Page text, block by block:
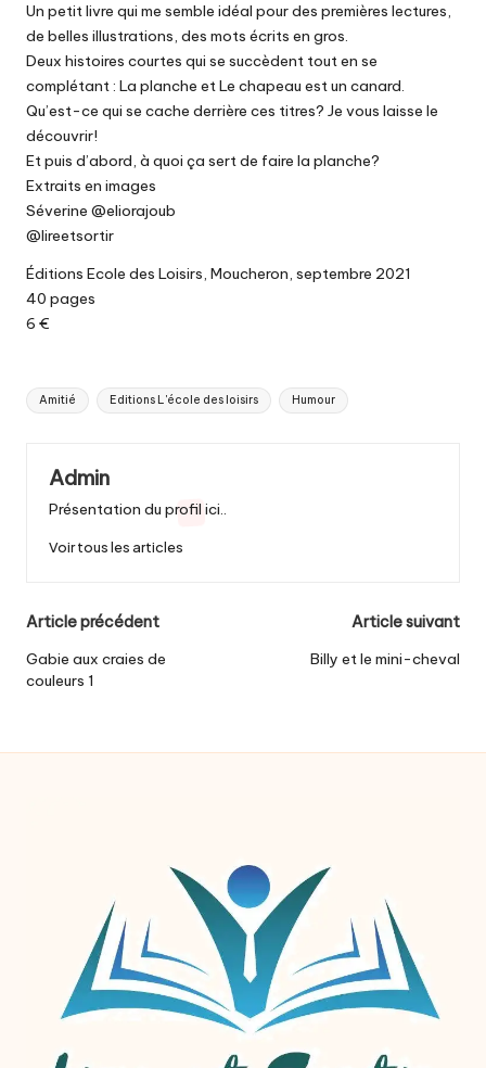
Un petit livre qui me semble idéal pour des premières lectures,
de belles illustrations, des mots écrits en gros.
Deux histoires courtes qui se succèdent tout en se
complétant : La planche et Le chapeau est un canard.
Qu’est-ce qui se cache derrière ces titres? Je vous laisse le
découvrir!
Et puis d’abord, à quoi ça sert de faire la planche?
Extraits en images
Séverine @eliorajoub
@lireetsortir
Éditions Ecole des Loisirs, Moucheron, septembre 2021
40 pages
6 €
Tags:
Amitié Editions L'école des loisirs Humour
Admin
Présentation du profil ici..
Voir tous les articles
Post
navigation
Article précédent
Gabie aux craies de
couleurs 1
Article suivant
Billy et le mini-cheval